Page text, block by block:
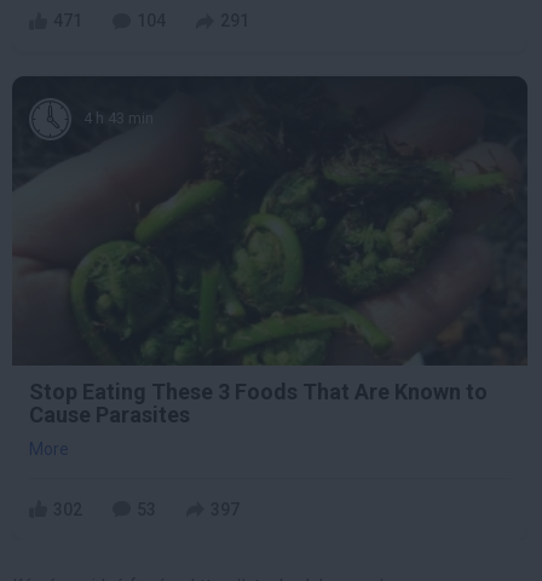
4 h 43 min
Stop Eating These 3 Foods That Are Known to
Cause Parasites
More